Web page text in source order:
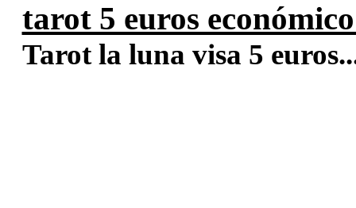
tarot 5 euros
Tarot la luna visa 5